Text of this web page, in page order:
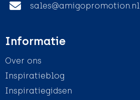
sales@amigopromotion.nl
Informatie
Over ons
Inspiratieblog
Inspiratiegidsen